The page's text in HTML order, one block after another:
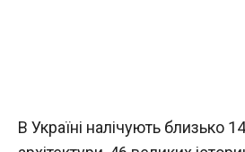
В Україні налічують близько